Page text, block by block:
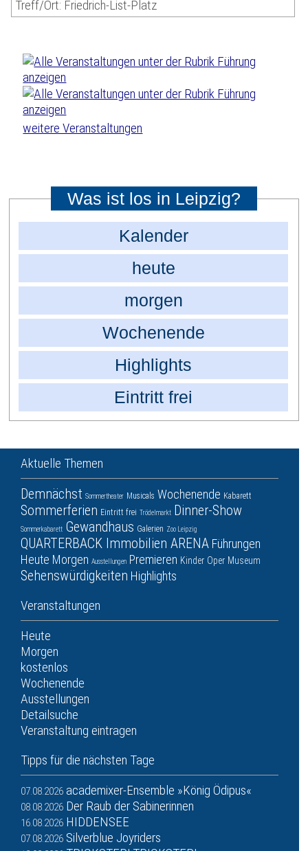
Treff/Ort: Friedrich-List-Platz
weitere Veranstaltungen
Was ist los in Leipzig?
Kalender
heute
morgen
Wochenende
Highlights
Eintritt frei
Aktuelle Themen
Demnächst Sommertheater Musicals Wochenende Kabarett
Sommerferien Eintritt frei Trödelmarkt Dinner-Show
Sommerkabarett Gewandhaus Galerien Zoo Leipzig
QUARTERBACK Immobilien ARENA Führungen
Heute Morgen Ausstellungen Premieren Kinder Oper Museum
Sehenswürdigkeiten Highlights
Veranstaltungen
Heute
Morgen
kostenlos
Wochenende
Ausstellungen
Detailsuche
Veranstaltung eintragen
Tipps für die nächsten Tage
07.08.2026 academixer-Ensemble »König Ödipus«
08.08.2026 Der Raub der Sabinerinnen
16.08.2026 HIDDENSEE
07.08.2026 Silverblue Joyriders